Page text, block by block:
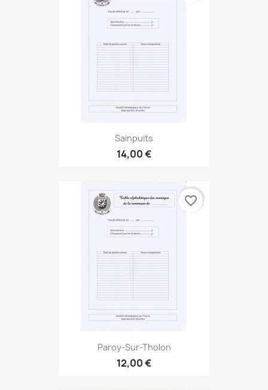
Sainpuits
14,00 €
Paroy-Sur-Tholon
12,00 €
favorite_border